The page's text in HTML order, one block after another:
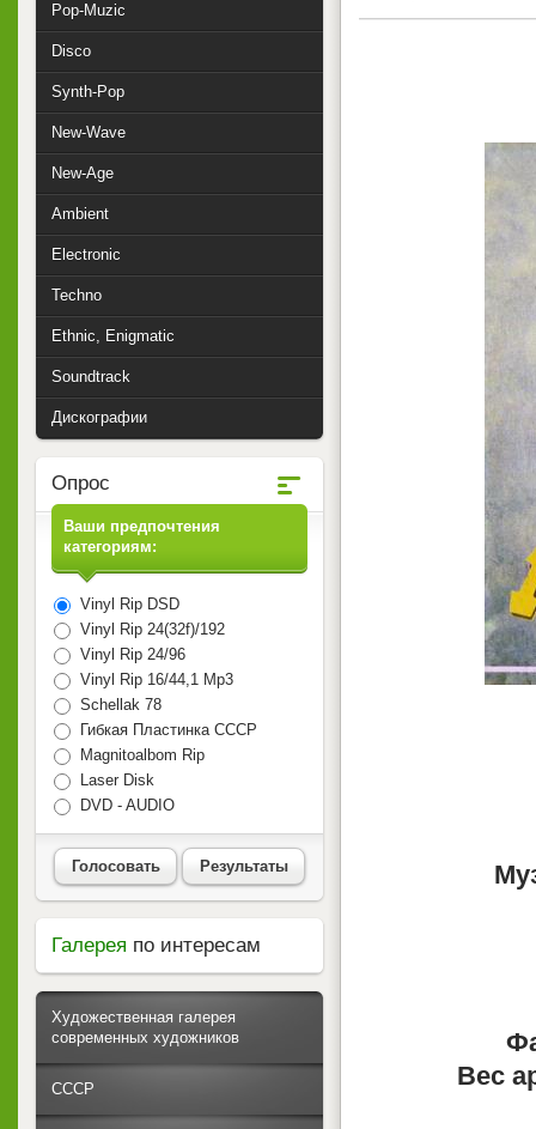
Вес
Pop-Muzic
Disco
Synth-Pop
New-Wave
New-Age
Ambient
Electronic
Techno
Ethnic, Enigmatic
Soundtrack
Дискографии
Опрос
Ваши предпочтения
категориям:
Vinyl Rip DSD
Vinyl Rip 24(32f)/192
Vinyl Rip 24/96
Vinyl Rip 16/44,1 Mp3
Schellak 78
Гибкая Пластинка СССР
Magnitoalbom Rip
Laser Disk
DVD - AUDIO
Голосовать Результаты
Галерея по интересам
Художественная галерея
современных художников
СССР